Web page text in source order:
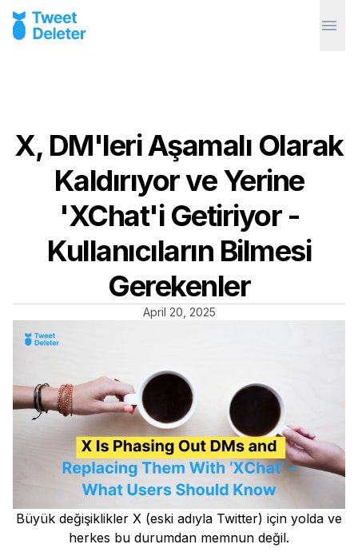
X, DM'leri Aşamalı Olarak
Kaldırıyor ve Yerine
'XChat'i Getiriyor -
Kullanıcıların Bilmesi
Gerekenler
April 20, 2025
Büyük değişiklikler X (eski adıyla Twitter) için yolda ve
herkes bu durumdan memnun değil.